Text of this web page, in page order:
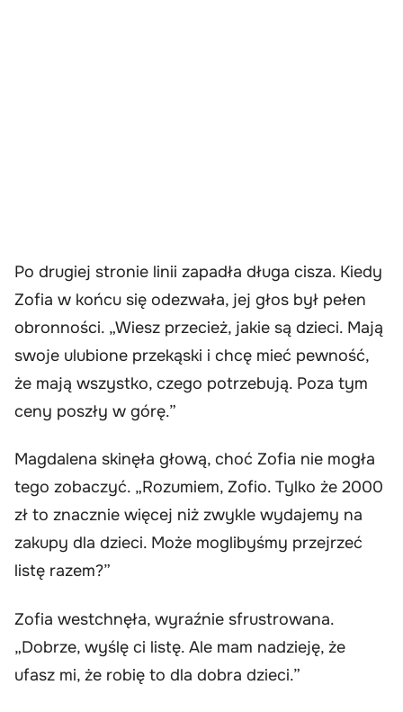
Po drugiej stronie linii zapadła długa cisza. Kiedy
Zofia w końcu się odezwała, jej głos był pełen
obronności. „Wiesz przecież, jakie są dzieci. Mają
swoje ulubione przekąski i chcę mieć pewność,
że mają wszystko, czego potrzebują. Poza tym
ceny poszły w górę.”
Magdalena skinęła głową, choć Zofia nie mogła
tego zobaczyć. „Rozumiem, Zofio. Tylko że 2000
zł to znacznie więcej niż zwykle wydajemy na
zakupy dla dzieci. Może moglibyśmy przejrzeć
listę razem?”
Zofia westchnęła, wyraźnie sfrustrowana.
„Dobrze, wyślę ci listę. Ale mam nadzieję, że
ufasz mi, że robię to dla dobra dzieci.”